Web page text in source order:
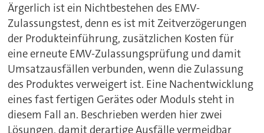
Ärgerlich ist ein Nichtbestehen des EMV-
Zulassungstest, denn es ist mit Zeitverzögerungen
der Produkteinführung, zusätzlichen Kosten für
eine erneute EMV-Zulassungsprüfung und damit
Umsatzausfällen verbunden, wenn die Zulassung
des Produktes verweigert ist. Eine Nachentwicklung
eines fast fertigen Gerätes oder Moduls steht in
diesem Fall an. Beschrieben werden hier zwei
Lösungen, damit derartige Ausfälle vermeidbar